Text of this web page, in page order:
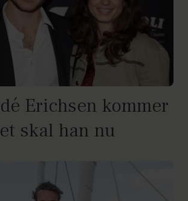
Erichsen kommer
skal han nu